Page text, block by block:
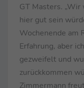
GT Masters. „Wir
hier gut sein
Wochenende am
Erfahrung, aber
gezweifelt und
zurückkommen
Zimmermann